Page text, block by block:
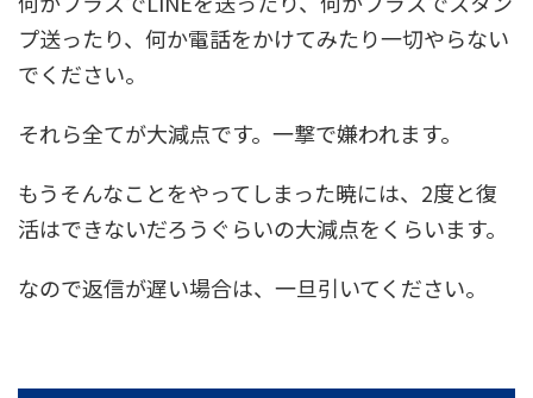
プ送ったり、何か電話をかけてみたり一切やらない
でください。
それら全てが大減点です。一撃で嫌われます。
もうそんなことをやってしまった暁には、2度と復
活はできないだろうぐらいの大減点をくらいます。
なので返信が遅い場合は、一旦引いてください。